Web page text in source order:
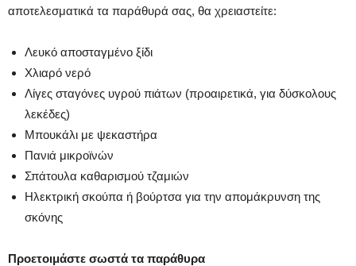
αποτελεσματικά τα παράθυρά σας, θα χρειαστείτε:
Λευκό αποσταγμένο ξίδι
Χλιαρό νερό
Λίγες σταγόνες υγρού πιάτων (προαιρετικά, για δύσκολους
λεκέδες)
Μπουκάλι με ψεκαστήρα
Πανιά μικροϊνών
Σπάτουλα καθαρισμού τζαμιών
Ηλεκτρική σκούπα ή βούρτσα για την απομάκρυνση της
σκόνης
Προετοιμάστε σωστά τα παράθυρα